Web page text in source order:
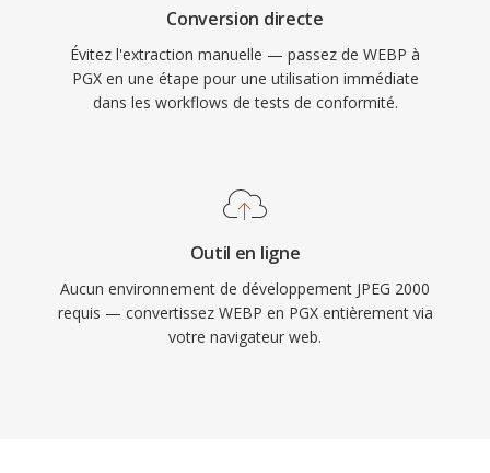
Conversion directe
Évitez l'extraction manuelle — passez de WEBP à
PGX en une étape pour une utilisation immédiate
dans les workflows de tests de conformité.
Outil en ligne
Aucun environnement de développement JPEG 2000
requis — convertissez WEBP en PGX entièrement via
votre navigateur web.